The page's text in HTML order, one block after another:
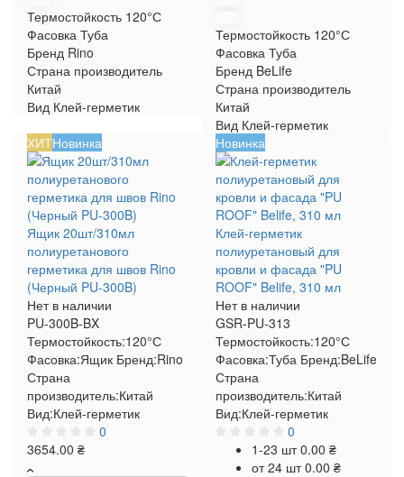
Термостойкость 120°С
Фасовка Туба
Бренд Rino
Страна производитель
Китай
Вид Клей-герметик
Термостойкость 120°С
Фасовка Туба
Бренд BeLife
Страна производитель
Китай
Вид Клей-герметик
ХИТНовинка
Ящик 20шт/310мл
полиуретанового
герметика для швов Rino
(Черный PU-300B)
Нет в наличии
PU-300B-BX
Термостойкость:120°С
Фасовка:Ящик Бренд:Rino
Страна
производитель:Китай
Вид:Клей-герметик
0
3654.00 ₴
Новинка
Клей-герметик
полиуретановый для
кровли и фасада "PU
ROOF" Belife, 310 мл
Нет в наличии
GSR-PU-313
Термостойкость:120°С
Фасовка:Туба Бренд:BeLife
Страна
производитель:Китай
Вид:Клей-герметик
0
1-23 шт0.00 ₴
от 24 шт0.00 ₴